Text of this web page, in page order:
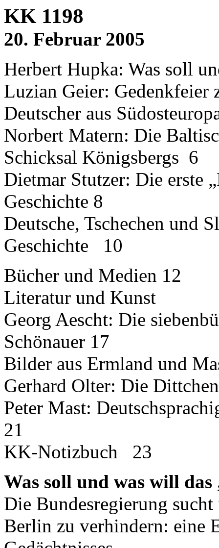
KK 1198
20. Februar 2005
Herbert Hupka: Was soll
Luzian Geier: Gedenkfeier
Deutscher aus
Norbert Matern: Die
Schicksal Königsbergs 6
Dietmar Stutzer: Die erste
Geschichte 8
Deutsche, Tschechen und
Geschichte 10
Bücher und Medien 12
Literatur und Kunst
Georg Aescht: Die
Schönauer 17
Bilder aus Ermland und
Gerhard Olter: Die
Peter Mast:
21
KK-Notizbuch 23
Was soll und was will das
Die Bundesregierung
Berlin zu verhindern: eine